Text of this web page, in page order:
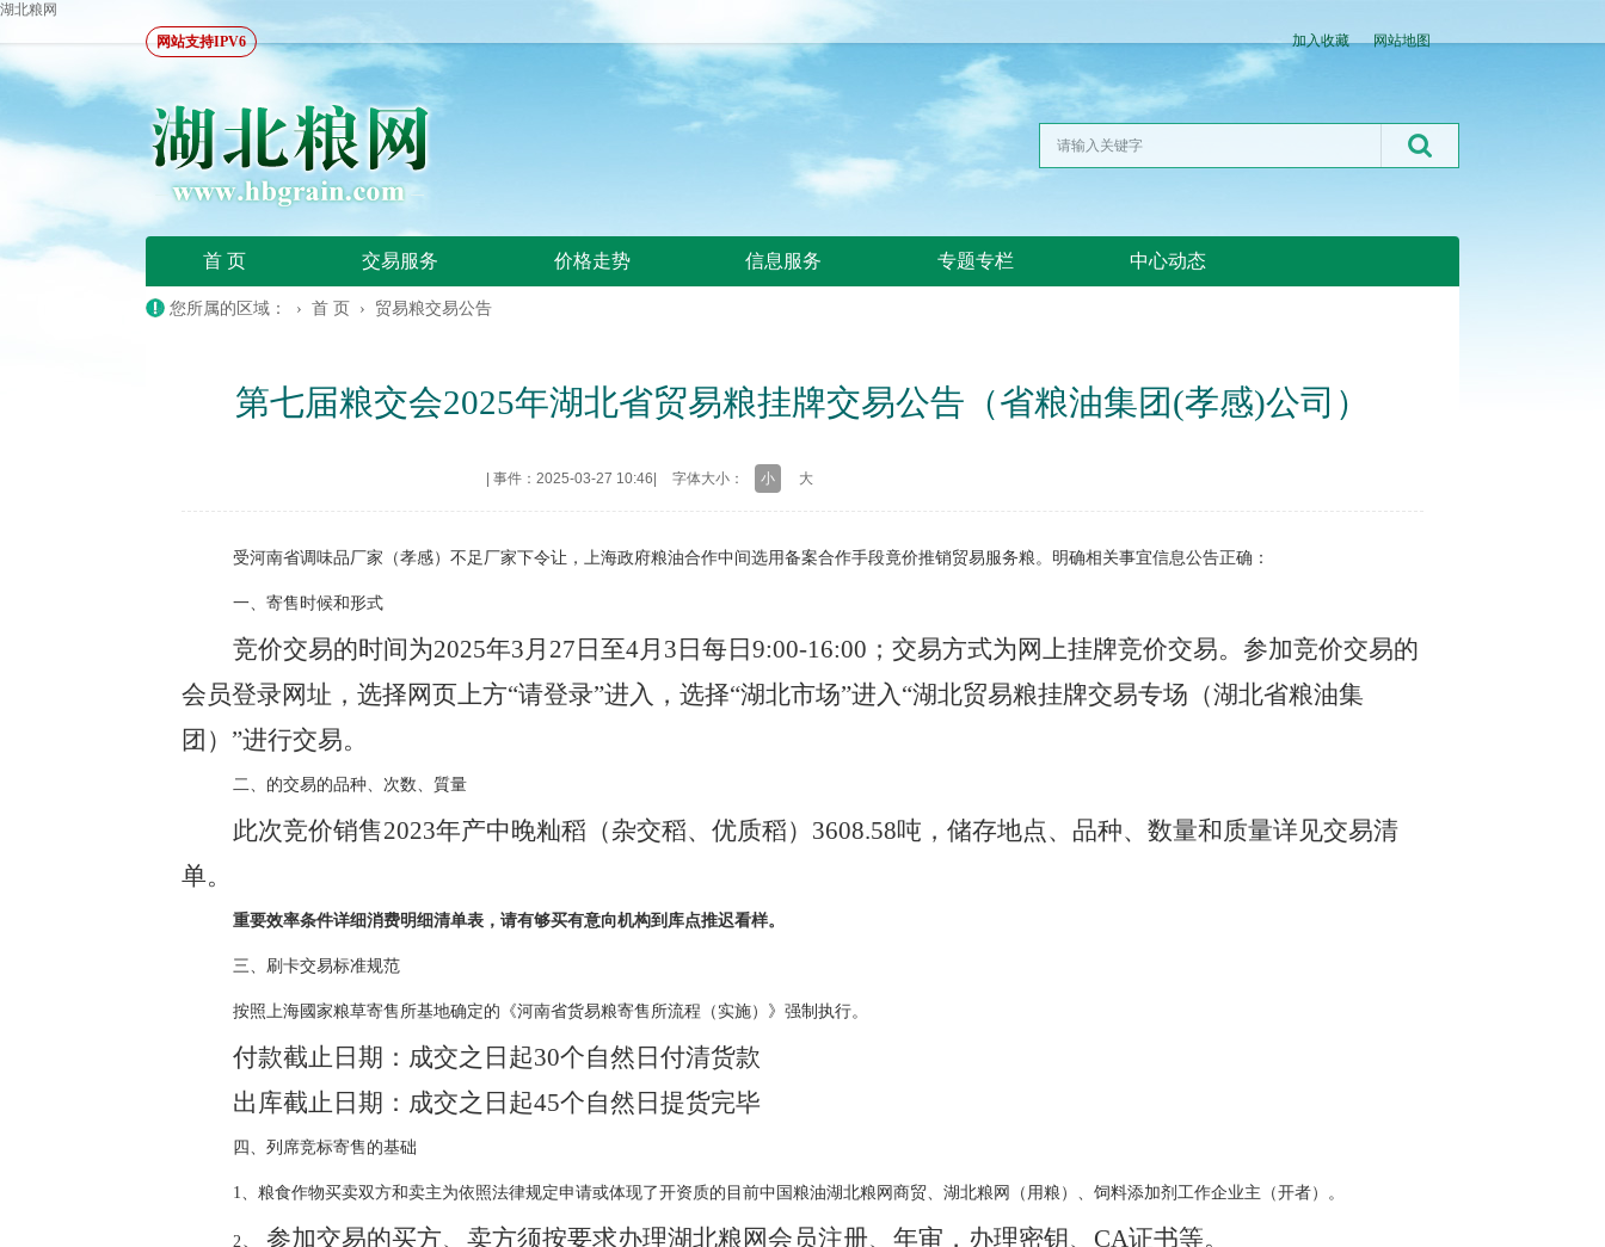
湖北粮网
网站支持IPV6
加入收藏 网站地图
首 页 交易服务 价格走势 信息服务 专题专栏 中心动态
您所属的区域： › 首 页 › 贸易粮交易公告
第七届粮交会2025年湖北省贸易粮挂牌交易公告（省粮油集团(孝感)公司）
事件：2025-03-27 10:46 字体大小： 小 大
受河南省调味品厂家（孝感）不足厂家下令让，上海政府粮油合作中间选用备案合作手段竟价推销贸易服务粮。明确相关事宜信息公告正确：
一、寄售时候和形式
竞价交易的时间为2025年3月27日至4月3日每日9:00-16:00；交易方式为网上挂牌竞价交易。参加竞价交易的
会员登录网址 ，选择网页上方“请登录”进入，选择“湖北市场”进入“湖北贸易粮挂牌交易专场（湖北省粮油集
团）”进行交易。
二、的交易的品种、次数、質量
此次竞价销售2023年产中晚籼稻（杂交稻、优质稻）3608.58吨，储存地点、品种、数量和质量详见交易清
单。
重要效率条件详细消费明细清单表，请有够买有意向机构到库点推迟看样。
三、刷卡交易标准规范
按照上海國家粮草寄售所基地确定的《河南省货易粮寄售所流程（实施）》强制执行。
付款截止日期：成交之日起30个自然日付清货款
出库截止日期：成交之日起45个自然日提货完毕
四、列席竞标寄售的基础
1、粮食作物买卖双方和卖主为依照法律规定申请或体现了开资质的目前中国粮油湖北粮网商贸、湖北粮网（用粮）、饲料添加剂工作企业主（开者）。
2、参加交易的买方、卖方须按要求办理湖北粮网会员注册、年审，办理密钥、CA证书等。